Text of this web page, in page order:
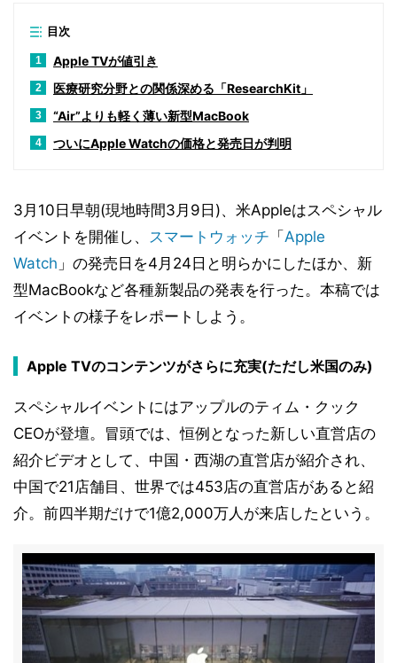
目次
1 Apple TVが値引き
2 医療研究分野との関係深める「ResearchKit」
3 “Air”よりも軽く薄い新型MacBook
4 ついにApple Watchの価格と発売日が判明
3月10日早朝(現地時間3月9日)、米Appleはスペシャル
イベントを開催し、 スマートウォッチ 「 Apple
Watch 」の発売日を4月24日と明らかにしたほか、新
型MacBookなど各種新製品の発表を行った。本稿では
イベントの様子をレポートしよう。
Apple TVのコンテンツがさらに充実(ただし米国のみ)
スペシャルイベントにはアップルのティム・クック
CEOが登壇。冒頭では、恒例となった新しい直営店の
紹介ビデオとして、中国・西湖の直営店が紹介され、
中国で21店舗目、世界では453店の直営店があると紹
介。前四半期だけで1億2,000万人が来店したという。